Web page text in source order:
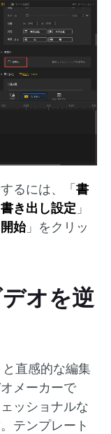
るには、「 書
書き出し設定 」
開始」をクリッ
オを逆
直感的な編集
メーカーで
ッショナルな
テンプレート